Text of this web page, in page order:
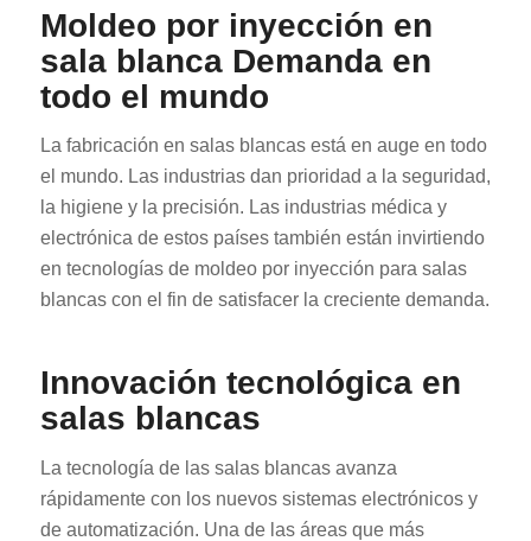
Moldeo por inyección en
sala blanca Demanda en
todo el mundo
La fabricación en salas blancas está en auge en todo
el mundo. Las industrias dan prioridad a la seguridad,
la higiene y la precisión. Las industrias médica y
electrónica de estos países también están invirtiendo
en tecnologías de moldeo por inyección para salas
blancas con el fin de satisfacer la creciente demanda.
Innovación tecnológica en
salas blancas
La tecnología de las salas blancas avanza
rápidamente con los nuevos sistemas electrónicos y
de automatización. Una de las áreas que más
JA
KO
PT
CS
FI
NB
EL
HU